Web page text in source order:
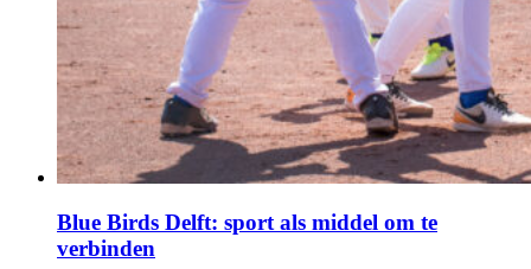
Blue Birds Delft: sport als middel om te
verbinden